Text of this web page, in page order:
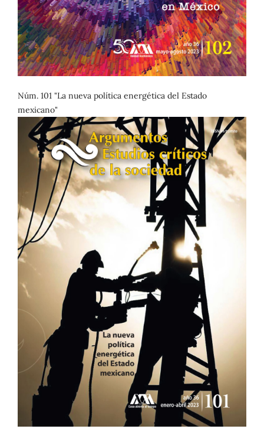
Núm. 101 "La nueva política energética del Estado
mexicano"